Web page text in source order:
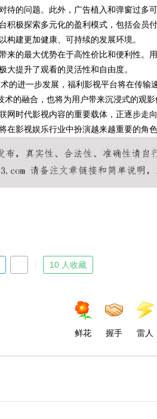
待的问题。此外，广告植入和弹窗过多
积极探索多元化的盈利模式，包括会员
构建更加健康、可持续的发展环境。
来的最大优势在于高性价比和便利性。
大提升了观看的灵活性和自由度。
的进一步发展，福利影视平台将在传
术的融合，也将为用户带来沉浸式的观
网时代影视内容的重要载体，正逐步走
在影视娱乐行业中扮演越来越重要的角
10 人收藏
鲜花 握手 雷人